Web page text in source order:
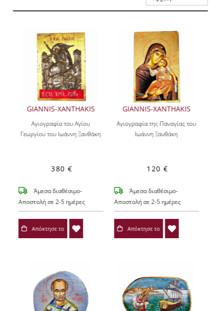
GIANNIS-XANTHAKIS
Αγιογραφία του Αγίου
Γεωργίου του Ιωάννη Ξανθάκη
380 €
Άμεσα διαθέσιμο-
Αποστολή σε 2-5 ημέρες
Απόκτησε το
GIANNIS-XANTHAKIS
Αγιογραφία της Παναγίας του
Ιωάννη Ξανθάκη
120 €
Άμεσα διαθέσιμο-
Αποστολή σε 2-5 ημέρες
Απόκτησε το